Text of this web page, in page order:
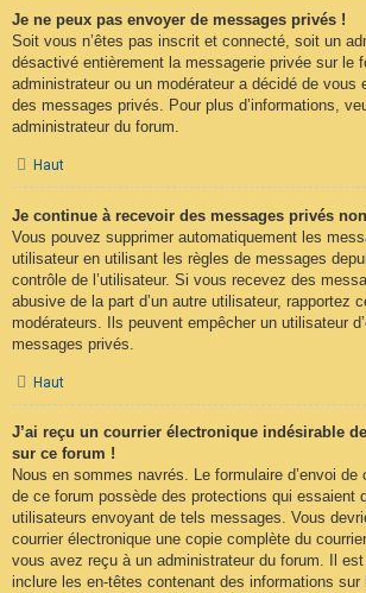
Je ne peux pas envoyer de messages privés !
Soit vous n’êtes pas inscrit et connecté, soit un
désactivé entièrement la messagerie privée sur le
administrateur ou un modérateur a décidé de vous
des messages privés. Pour plus d’informations,
administrateur du forum.
Haut
Je continue à recevoir des messages privés
Vous pouvez supprimer automatiquement les
utilisateur en utilisant les règles de messages
contrôle de l’utilisateur. Si vous recevez des
abusive de la part d’un autre utilisateur, rapportez
modérateurs. Ils peuvent empêcher un utilisateur
messages privés.
Haut
J’ai reçu un courrier électronique indésirable
sur ce forum !
Nous en sommes navrés. Le formulaire d’envoi de
de ce forum possède des protections qui essaient
utilisateurs envoyant de tels messages. Vous
courrier électronique une copie complète du
vous avez reçu à un administrateur du forum. Il est
inclure les en-têtes contenant des informations sur